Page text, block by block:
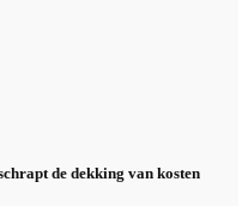
de dekking van kosten